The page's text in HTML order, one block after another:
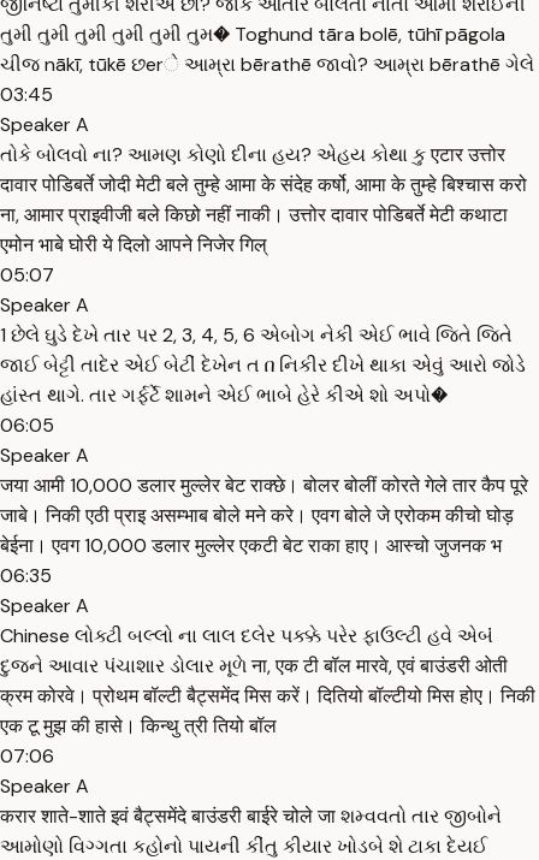
તુમી તુમી તુમી તુમી તુમી તુમ� Toghund tāra bolē, tūhī pāgola
ચીજ nākī, tūkē છerે આમ્રા bērathē જાવો? આમ્રા bērathē ગેલે
03:45
Speaker A
તોકે બોલવો ના? આમણ કોણો દીના હય? એહય કોથા કુ एटार उत्तोर
दावार पोडिबर्ते जोदी मेटी बले तुम्हे आमा के संदेह कर्षो, आमा के तुम्हे बिश्चास करो
ना, आमार प्राइवीजी बले किछो नहीं नाकी। उत्तोर दावार पोडिबर्ते मेटी कथाटा
एमोन भाबे घोरी ये दिलो आपने निजेर गिल्
05:07
Speaker A
1 છેલે ઘુડે દેખે તાર પર 2, 3, 4, 5, 6 એબોગ નેકી એઈ ભાવે જિતે જિતે
જાઈ બેટ્ટી તાદેર એઈ બેટીં દેખેન ત በ નિકીર દીખે થાકા એવું આરો જોડે
હાંસ્ત થાગે. તાર ગર્ફર્ટે શામને એઈ ભાબે હેરે કીએ શો અપો�
06:05
Speaker A
जया आमी 10,000 डलार मुल्लेर बेट राक्छे। बोलर बोलीं कोरते गेले तार कैप पूरे
जाबे। निकी एठी प्राइ असम्भाब बोले मने करे। एवग बोले जे एरोकम कीचो घोड़
बेईना। एवग 10,000 डलार मुल्लेर एकटी बेट राका हाए। आस्चो जुजनक भ
06:35
Speaker A
Chinese લોક્ટી બલ્લો ના લાલ દલેર પક્ક્કે પરેર ફાઉલ્ટી હવે એબંં
દુજને આવાર પંચાશાર ડોલાર મૂળે ना, एक टी बॉल मारवे, एवं बाउंडरी ओती
क्रम कोरवे। प्रोथम बॉल्टी बैट्समेंद मिस करें। दितियो बॉल्टीयो मिस होए। निकी
एक टू मुझ की हासे। किन्थु त्री तियो बॉल
07:06
Speaker A
करार शाते-शाते इवं बैट्समेंदे बाउंडरी बाईरे चोले जा શમ્વવતો તાર જીબોને
આમોણો વિગ્ગતા કહોનો પાયની કીંતુ કીયાર ખોડબે શે ટાકા દેયઈ